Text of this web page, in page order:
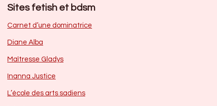
Sites fetish et bdsm
Carnet d’une dominatrice
Diane Alba
Maîtresse Gladys
Inanna Justice
L’école des arts sadiens